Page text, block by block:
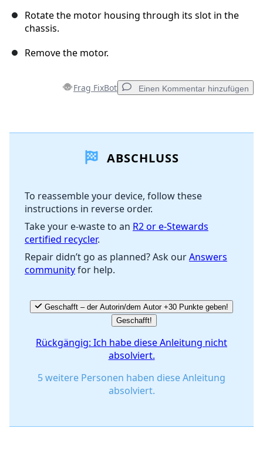
Rotate the motor housing through its slot in the
chassis.
Remove the motor.
Frag FixBot Einen Kommentar hinzufügen
Kommentar hinzufügen
Abbrechen
ABSCHLUSS
To reassemble your device, follow these
instructions in reverse order.
Take your e-waste to an R2 or e-Stewards
certified recycler.
Repair didn’t go as planned? Ask ourAnswers
communityfor help.
Geschafft – der Autorin/dem Autor +30 Punkte geben!
Geschafft!
Rückgängig: Ich habe diese Anleitung nicht
absolviert.
5 weitere Personen haben diese Anleitung
absolviert.